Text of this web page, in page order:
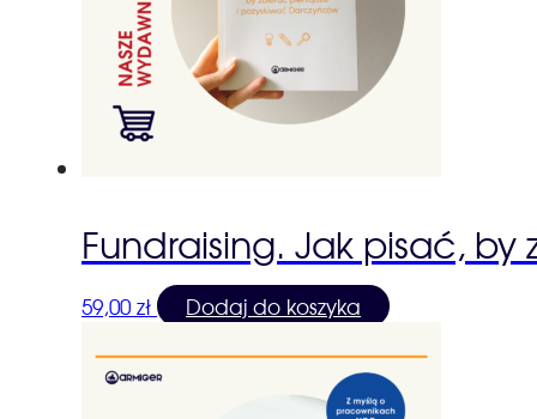
Fundraising. Jak pisać,
59,00 zł Dodaj do koszyka